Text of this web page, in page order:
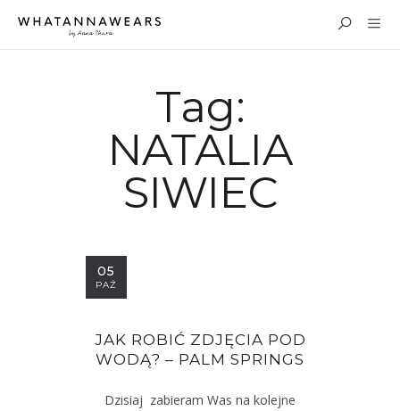
Tag:
NATALIA
SIWIEC
05
PAŹ
JAK ROBIĆ ZDJĘCIA POD
WODĄ? – PALM SPRINGS
Dzisiaj zabieram Was na kolejne